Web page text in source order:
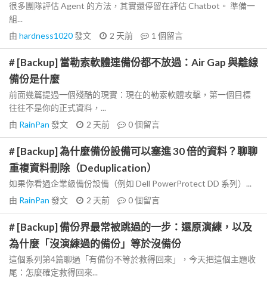
很多團隊評估 Agent 的方法，其實還停留在評估 Chatbot。 準備一
組...
由 hardness1020發文 2 天前 1 個留言
# [Backup] 當勒索軟體連備份都不放過：Air Gap 與離線
備份是什麼
前面幾篇提過一個殘酷的現實：現在的勒索軟體攻擊，第一個目標
往往不是你的正式資料，...
由 RainPan 發文 2 天前 0個留言
# [Backup] 為什麼備份設備可以塞進 30 倍的資料？聊聊
重複資料刪除（Deduplication）
如果你看過企業級備份設備（例如 Dell PowerProtect DD 系列）...
由 RainPan 發文 2 天前 0個留言
# [Backup] 備份界最常被跳過的一步：還原演練，以及
為什麼「沒演練過的備份」等於沒備份
這個系列第4篇聊過「有備份不等於救得回來」，今天把這個主題收
尾：怎麼確定救得回來...